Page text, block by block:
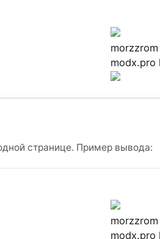
morzzrom
modx.pro
странице. Пример вывода:
morzzrom
modx.pro